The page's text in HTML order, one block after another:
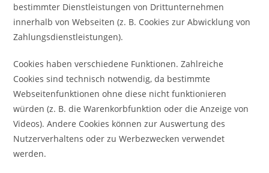
bestimmter Dienstleistungen von Drittunternehmen
innerhalb von Webseiten (z. B. Cookies zur Abwicklung von
Zahlungsdienstleistungen).
Cookies haben verschiedene Funktionen. Zahlreiche
Cookies sind technisch notwendig, da bestimmte
Webseitenfunktionen ohne diese nicht funktionieren
würden (z. B. die Warenkorbfunktion oder die Anzeige von
Videos). Andere Cookies können zur Auswertung des
Nutzerverhaltens oder zu Werbezwecken verwendet
werden.